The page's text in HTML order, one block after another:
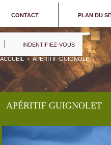
INDENTIFIEZ-VOUS
CONTACT PLAN DU
ACCUEIL > APÉRITIF GUIGNOLET
APÉRITIF GUIGNOLET